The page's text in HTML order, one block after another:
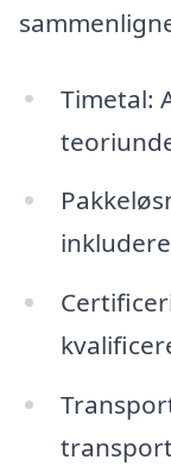
Timetal: